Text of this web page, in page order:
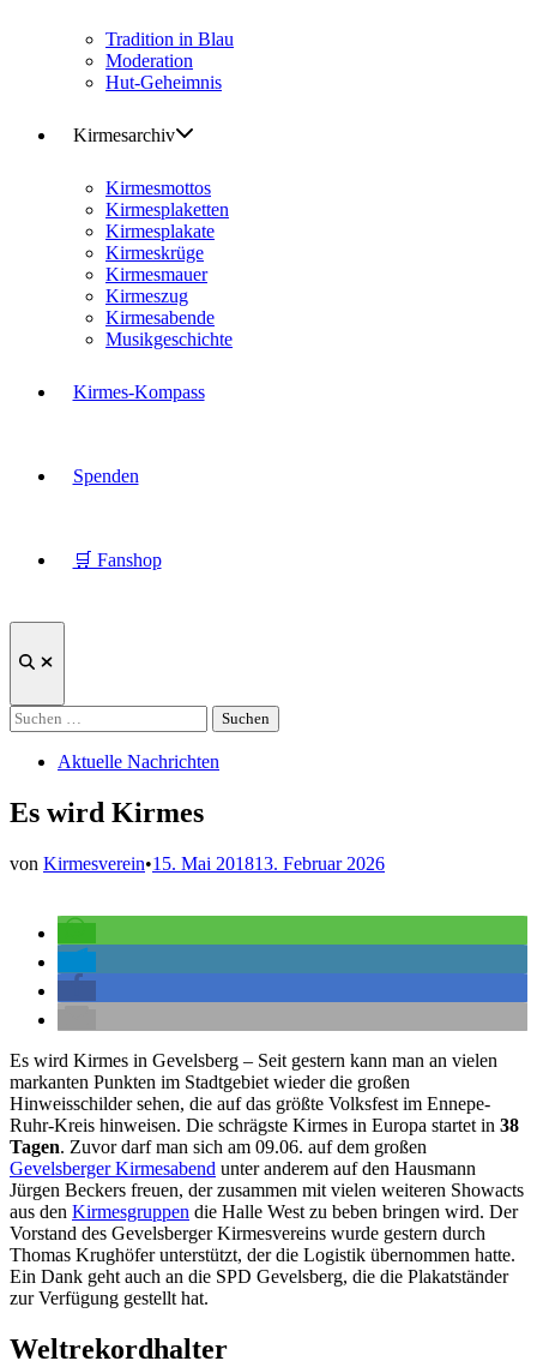
Tradition in Blau
Moderation
Hut-Geheimnis
Kirmesarchiv
Kirmesmottos
Kirmesplaketten
Kirmesplakate
Kirmeskrüge
Kirmesmauer
Kirmeszug
Kirmesabende
Musikgeschichte
Kirmes-Kompass
Spenden
🛒 Fanshop
Suche
Suchen
nach:
Veröffentlicht
Aktuelle Nachrichten
Es wird Kirmes
von Kirmesverein•15. Mai 201813. Februar 2026
Es wird Kirmes in Gevelsberg – Seit gestern kann man an vielen
markanten Punkten im Stadtgebiet wieder die großen
Hinweisschilder sehen, die auf das größte Volksfest im Ennepe-
Ruhr-Kreis hinweisen. Die schrägste Kirmes in Europa startet in 38
Tagen. Zuvor darf man sich am 09.06. auf dem großen
Gevelsberger Kirmesabend unter anderem auf den Hausmann
Jürgen Beckers freuen, der zusammen mit vielen weiteren Showacts
aus den Kirmesgruppen die Halle West zu beben bringen wird. Der
Vorstand des Gevelsberger Kirmesvereins wurde gestern durch
Thomas Krughöfer unterstützt, der die Logistik übernommen hatte.
Ein Dank geht auch an die SPD Gevelsberg, die die Plakatständer
zur Verfügung gestellt hat.
Weltrekordhalter